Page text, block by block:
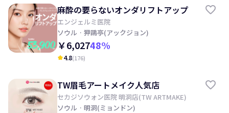
麻酔の要らないオンダリフトアップ
エンジェルミ医院
ソウル · 狎鷗亭(アックジョン)
￥6,02748%
kid_star4.8(176)
TW眉毛アートメイク人気店
セカジソウォン医院 明洞店(TW ARTMAKE)
ソウル · 明洞(ミョンドン)